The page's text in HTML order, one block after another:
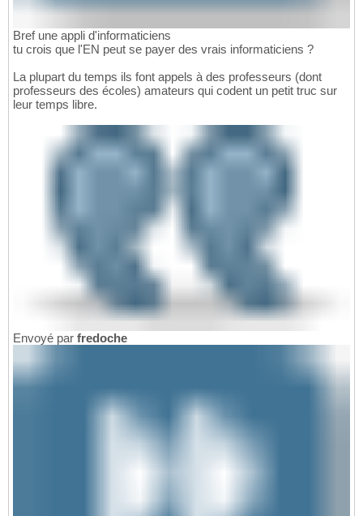
Bref une appli d'informaticiens
tu crois que l'EN peut se payer des vrais informaticiens ?
La plupart du temps ils font appels à des professeurs (dont
professeurs des écoles) amateurs qui codent un petit truc sur
leur temps libre.
Envoyé par fredoche